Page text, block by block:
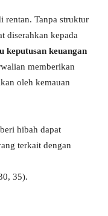
rentan. Tanpa struktur
diserahkan kepada
keputusan keuangan
memberikan
oleh kemauan
hibah dapat
terkait dengan
35).